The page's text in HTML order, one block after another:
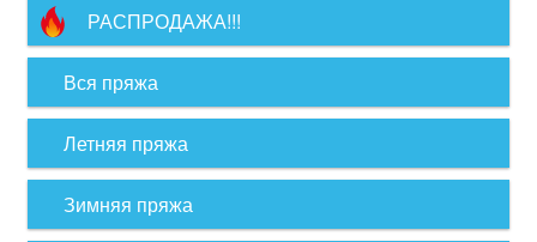
РАСПРОДАЖА!!!
Вся пряжа
Летняя пряжа
Зимняя пряжа